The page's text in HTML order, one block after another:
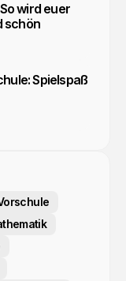
wird euer
schön
Spielspaß